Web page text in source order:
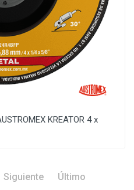
KREATOR 4 x
Siguiente Último